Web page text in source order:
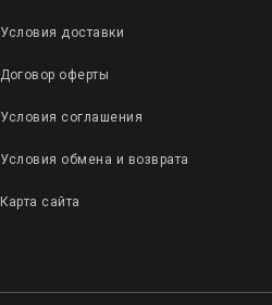
Условия доставки
Договор оферты
Условия соглашения
Условия обмена и возврата
Карта сайта